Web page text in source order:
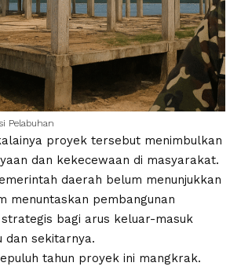
Pelabuhan
proyek tersebut menimbulkan
dan kekecewaan di masyarakat.
daerah belum menunjukkan
menuntaskan pembangunan
bagi arus keluar-masuk
dan sekitarnya.
tahun proyek ini mangkrak.